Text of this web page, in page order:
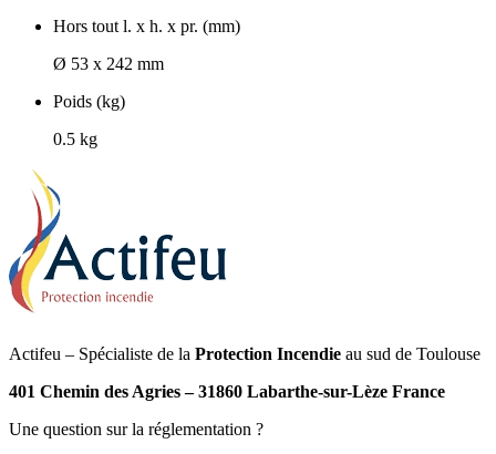
Hors tout l. x h. x pr. (mm)
Ø 53 x 242 mm
Poids (kg)
0.5 kg
Actifeu – Spécialiste de la Protection Incendie au sud de Toulouse
401 Chemin des Agries – 31860 Labarthe-sur-Lèze France
Une question sur la réglementation ?